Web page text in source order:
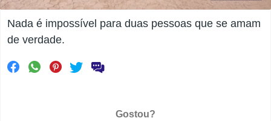
Nada é impossível para duas pessoas que se amam
de verdade.
Gostou?